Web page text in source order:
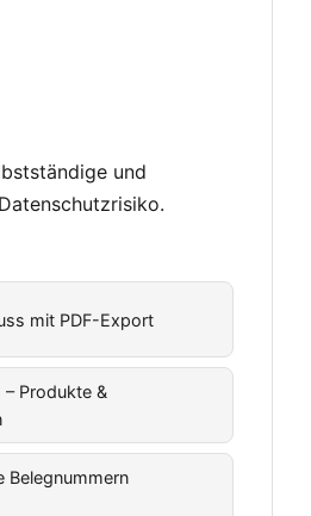
und
mit PDF-Export
Produkte &
Belegnummern